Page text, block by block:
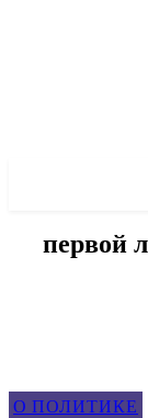
первой
О ПОЛИТИКЕ